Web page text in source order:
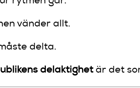
vänder allt.
delta.
delaktighetär det